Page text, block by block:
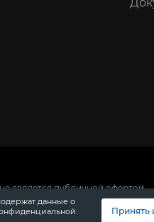
является публичной офертой,
автомобилей
обслуживании и
Авто.
данные о
Принять